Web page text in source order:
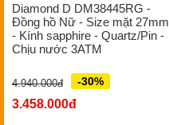
Diamond D DM38445RG -
Đồng hồ Nữ - Size mặt 27mm
- Kính sapphire - Quartz/Pin -
Chịu nước 3ATM
4.940.000đ -30%
3.458.000đ